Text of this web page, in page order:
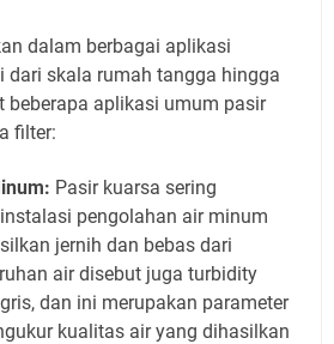
dalam berbagai aplikasi
dari skala rumah tangga hingga
beberapa aplikasi umum pasir
filter:
Pasir kuarsa sering
pengolahan air minum
jernih dan bebas dari
air disebut juga turbidity
dan ini merupakan parameter
kualitas air yang dihasilkan